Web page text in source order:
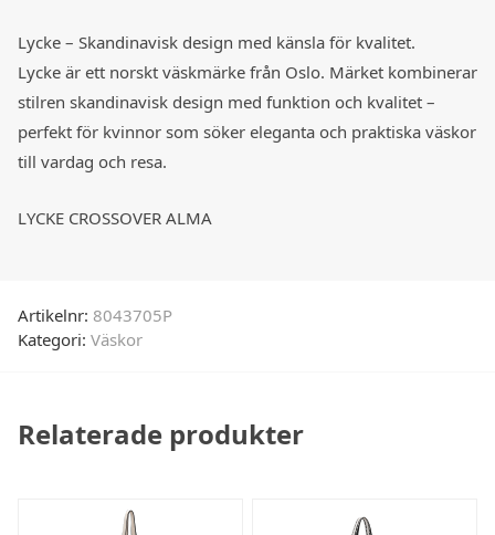
Lycke – Skandinavisk design med känsla för kvalitet.
Lycke är ett norskt väskmärke från Oslo. Märket kombinerar
stilren skandinavisk design med funktion och kvalitet –
perfekt för kvinnor som söker eleganta och praktiska väskor
till vardag och resa.
LYCKE CROSSOVER ALMA
Artikelnr: 8043705P
Kategori: Väskor
Relaterade produkter